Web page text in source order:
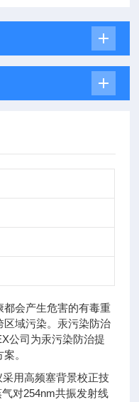
会产生危害的有毒重
区域污染。汞污染防治
公司为汞污染防治提
。
用高频塞背景校正技
对254nm共振发射线